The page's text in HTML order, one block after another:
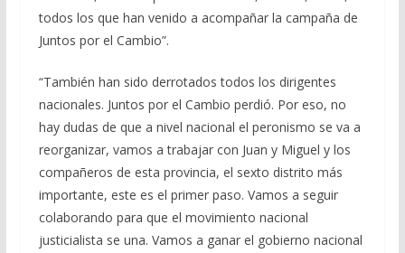
todos los que han venido a acompañar la campaña de
Juntos por el Cambio”.
“También han sido derrotados todos los dirigentes
nacionales. Juntos por el Cambio perdió. Por eso, no
hay dudas de que a nivel nacional el peronismo se va a
reorganizar, vamos a trabajar con Juan y Miguel y los
compañeros de esta provincia, el sexto distrito más
importante, este es el primer paso. Vamos a seguir
colaborando para que el movimiento nacional
justicialista se una. Vamos a ganar el gobierno nacional